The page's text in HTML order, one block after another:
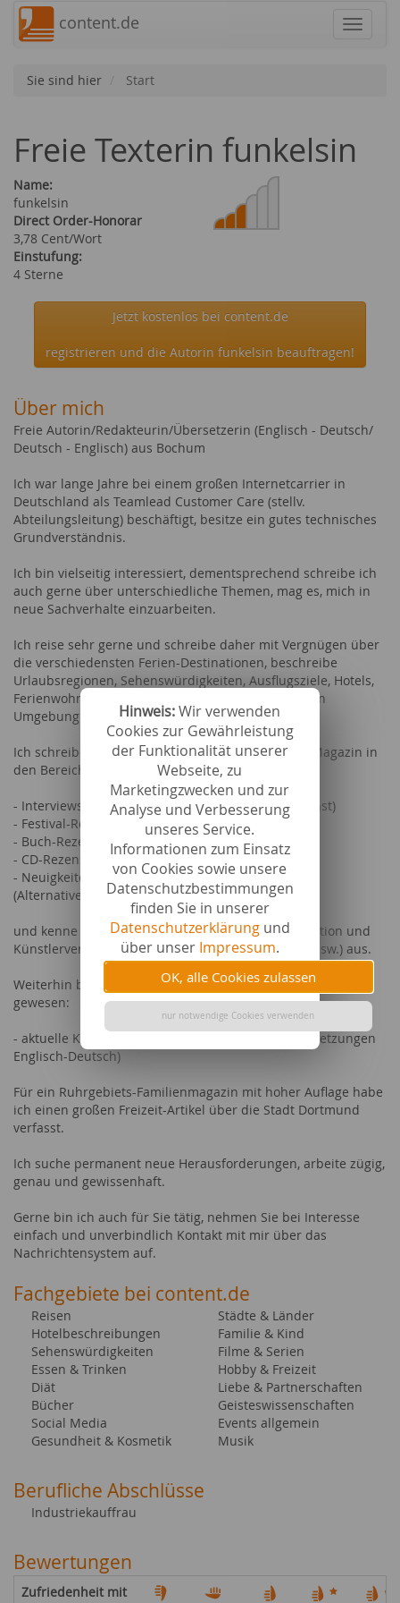
Hinweis:Wir verwenden
Cookies zur Gewährleistung
der Funktionalität unserer
Webseite, zu
Marketingzwecken und zur
Analyse und Verbesserung
unseres Service.
Informationen zum Einsatz
von Cookies sowie unsere
Datenschutzbestimmungen
finden Sie in unserer
Datenschutzerklärungund
über unser Impressum.
OK, alle Cookies zulassen
nur notwendige Cookies verwenden
content.de
Sie sind hier Start
Freie Texterin funkelsin
Name:
funkelsin
Direct Order-Honorar
3,78 Cent/Wort
Einstufung:
4 Sterne
Jetzt kostenlos bei content.de
registrieren und die Autorin funkelsin beauftragen!
Über mich
Freie Autorin/Redakteurin/Übersetzerin (Englisch - Deutsch/
Deutsch - Englisch) aus Bochum
Ich war lange Jahre bei einem großen Internetcarrier in
Deutschland als Teamlead Customer Care (stellv.
Abteilungsleitung) beschäftigt, besitze ein gutes technisches
Grundverständnis.
Ich bin vielseitig interessiert, dementsprechend schreibe ich
auch gerne über unterschiedliche Themen, mag es, mich in
neue Sachverhalte einzuarbeiten.
Ich reise sehr gerne und schreibe daher mit Vergnügen über
die verschiedensten Ferien-Destinationen, beschreibe
Urlaubsregionen, Sehenswürdigkeiten, Ausflugsziele, Hotels,
Ferienwohnungen und -häuser einschließlich deren
Umgebung.
Ich schreibe regelmäßig für mein eigenes Online-Magazin in
den Bereichen:
- Interviews mit Künstlern (Musik, darstellende Kunst)
- Festival-Reviews (auch große Events)
- Buch-Rezensionen (namhafter Buchverlage)
- CD-Rezensionen
- Neuigkeiten aus der Musikszene
(Alternative/Rock/Pop/Metal)
und kenne mich auch beruflich mit Event-Organisation und
Künstlervermittlung (formales, Online-Promotion, usw.) aus.
Weiterhin bin ich bereits mehrfach für ein Kinoportal tätig
gewesen:
- aktuelle Kinonews aus Hollywood (inklusive Übersetzungen
Englisch-Deutsch)
Für ein Ruhrgebiets-Familienmagazin mit hoher Auflage habe
ich einen großen Freizeit-Artikel über die Stadt Dortmund
verfasst.
Ich suche permanent neue Herausforderungen, arbeite zügig,
genau und gewissenhaft.
Gerne bin ich auch für Sie tätig, nehmen Sie bei Interesse
einfach und unverbindlich Kontakt mit mir über das
Nachrichtensystem auf.
Fachgebiete bei content.de
Reisen
Hotelbeschreibungen
Sehenswürdigkeiten
Essen & Trinken
Diät
Bücher
Social Media
Gesundheit & Kosmetik
Städte & Länder
Familie & Kind
Filme & Serien
Hobby & Freizeit
Liebe & Partnerschaften
Geisteswissenschaften
Events allgemein
Musik
Berufliche Abschlüsse
Industriekauffrau
Bewertungen
Zufriedenheit mit